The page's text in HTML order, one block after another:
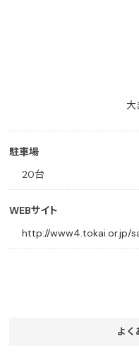
大
駐車場
20台
WEBサイト
http://www4.tokai.or.jp/
よく